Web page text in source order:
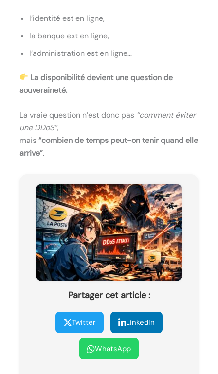
l’identité est en ligne,
la banque est en ligne,
l’administration est en ligne…
La disponibilité devient une question de
souveraineté.
La vraie question n’est donc pas “comment éviter
une DDoS”,
mais “combien de temps peut-on tenir quand elle
arrive”.
Partager cet article :
Twitter LinkedIn
WhatsApp